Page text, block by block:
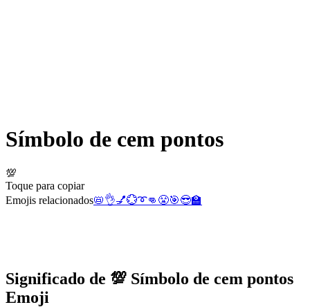
Símbolo de cem pontos
💯
Toque para copiar
Emojis relacionados📛👌💅💮➰👊 😤🎯😎🏫
Significado de 💯 Símbolo de cem pontos
Emoji